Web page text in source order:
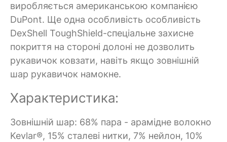
виробляється американською компанією
DuPont. Ще одна особливість особливість
DexShell ToughShield-спеціальне захисне
покриття на стороні долоні не дозволить
рукавичок ковзати, навіть якщо зовнішній
шар рукавичок намокне.
Характеристика:
Зовнішній шар: 68% пара - арамідне волокно
Kevlar®, 15% сталеві нитки, 7% нейлон, 10%